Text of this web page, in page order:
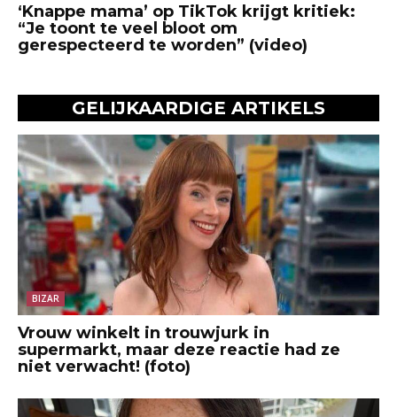
‘Knappe mama’ op TikTok krijgt kritiek:
“Je toont te veel bloot om
gerespecteerd te worden” (video)
GELIJKAARDIGE ARTIKELS
BIZAR
Vrouw winkelt in trouwjurk in
supermarkt, maar deze reactie had ze
niet verwacht! (foto)